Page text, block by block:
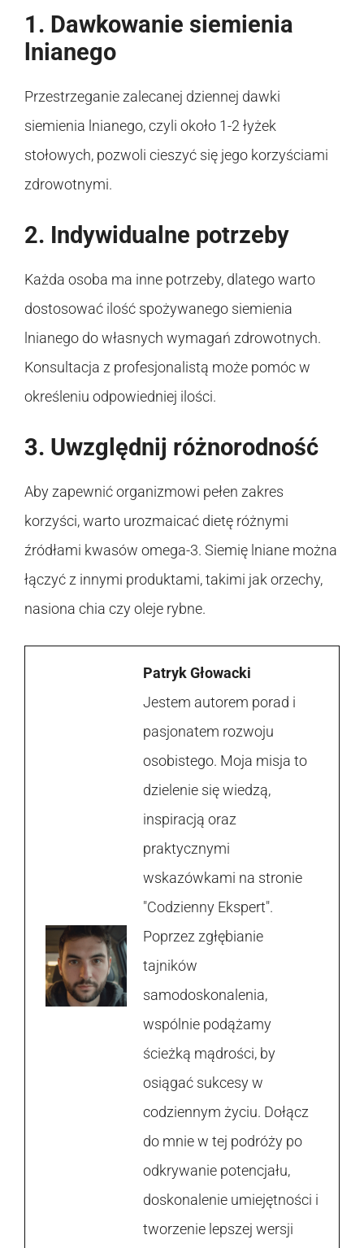
1. Dawkowanie siemienia
lnianego
Przestrzeganie zalecanej dziennej dawki
siemienia lnianego, czyli około 1-2 łyżek
stołowych, pozwoli cieszyć się jego korzyściami
zdrowotnymi.
2. Indywidualne potrzeby
Każda osoba ma inne potrzeby, dlatego warto
dostosować ilość spożywanego siemienia
lnianego do własnych wymagań zdrowotnych.
Konsultacja z profesjonalistą może pomóc w
określeniu odpowiedniej ilości.
3. Uwzględnij różnorodność
Aby zapewnić organizmowi pełen zakres
korzyści, warto urozmaicać dietę różnymi
źródłami kwasów omega-3. Siemię lniane można
łączyć z innymi produktami, takimi jak orzechy,
nasiona chia czy oleje rybne.
Patryk Głowacki
Jestem autorem porad i
pasjonatem rozwoju
osobistego. Moja misja to
dzielenie się wiedzą,
inspiracją oraz
praktycznymi
wskazówkami na stronie
"Codzienny Ekspert".
Poprzez zgłębianie
tajników
samodoskonalenia,
wspólnie podążamy
ścieżką mądrości, by
osiągać sukcesy w
codziennym życiu. Dołącz
do mnie w tej podróży po
odkrywanie potencjału,
doskonalenie umiejętności i
tworzenie lepszej wersji